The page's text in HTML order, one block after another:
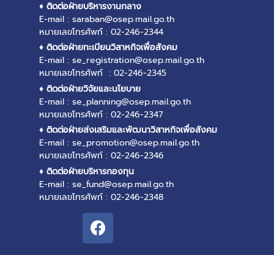
♦ ติดต่อฝ่ายบริหารงานกลาง
E-mail : saraban@osep.mail.go.th
หมายเลขโทรศัพท์ : 02-246-2344
♦ ติดต่อฝ่ายทะเบียนวิสาหกิจเพื่อสังคม
E-mail : se_registration@osep.mail.go.th
หมายเลขโทรศัพท์ : 02-246-2345
♦ ติดต่อฝ่ายวิจัยและนโยบาย
E-mail : se_planning@osep.mail.go.th
หมายเลขโทรศัพท์ : 02-246-2347
♦ ติดต่อฝ่ายส่งเสริมและพัฒนาวิสาหกิจเพื่อสังคม
E-mail : se_promotion@osep.mail.go.th
หมายเลขโทรศัพท์ : 02-246-2346
♦ ติดต่อฝ่ายบริหารกองทุน
E-mail : se_fund@osep.mail.go.th
หมายเลขโทรศัพท์ : 02-246-2348